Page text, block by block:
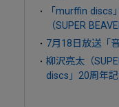
「murffin discs
（SUPER
7月18日放送「
柳沢亮太（
discs」20周年